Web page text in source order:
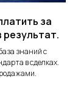
за
результат.
знаний с
в сделках.